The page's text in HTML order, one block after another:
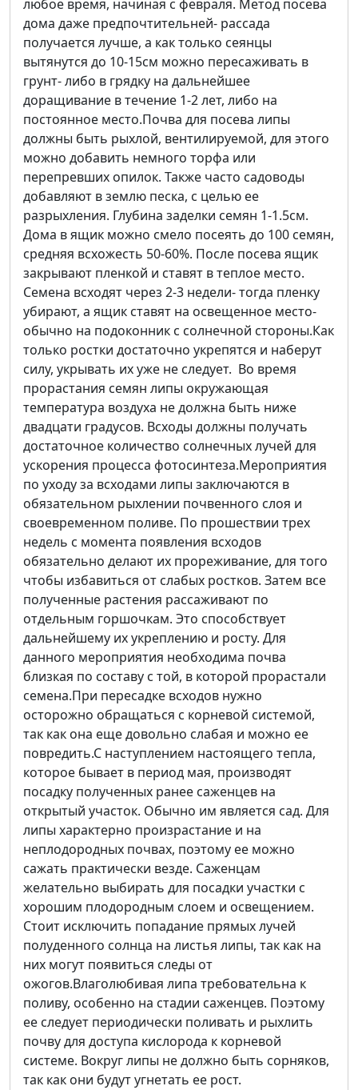
любое время, начиная с февраля. Метод посева
дома даже предпочтительней- рассада
получается лучше, а как только сеянцы
вытянутся до 10-15см можно пересаживать в
грунт- либо в грядку на дальнейшее
доращивание в течение 1-2 лет, либо на
постоянное место.Почва для посева липы
должны быть рыхлой, вентилируемой, для этого
можно добавить немного торфа или
перепревших опилок. Также часто садоводы
добавляют в землю песка, с целью ее
разрыхления. Глубина заделки семян 1-1.5см.
Дома в ящик можно смело посеять до 100 семян,
средняя всхожесть 50-60%. После посева ящик
закрывают пленкой и ставят в теплое место.
Семена всходят через 2-3 недели- тогда пленку
убирают, а ящик ставят на освещенное место-
обычно на подоконник с солнечной стороны.Как
только ростки достаточно укрепятся и наберут
силу, укрывать их уже не следует. Во время
прорастания семян липы окружающая
температура воздуха не должна быть ниже
двадцати градусов. Всходы должны получать
достаточное количество солнечных лучей для
ускорения процесса фотосинтеза.Мероприятия
по уходу за всходами липы заключаются в
обязательном рыхлении почвенного слоя и
своевременном поливе. По прошествии трех
недель с момента появления всходов
обязательно делают их прореживание, для того
чтобы избавиться от слабых ростков. Затем все
полученные растения рассаживают по
отдельным горшочкам. Это способствует
дальнейшему их укреплению и росту. Для
данного мероприятия необходима почва
близкая по составу с той, в которой прорастали
семена.При пересадке всходов нужно
осторожно обращаться с корневой системой,
так как она еще довольно слабая и можно ее
повредить.С наступлением настоящего тепла,
которое бывает в период мая, производят
посадку полученных ранее саженцев на
открытый участок. Обычно им является сад. Для
липы характерно произрастание и на
неплодородных почвах, поэтому ее можно
сажать практически везде. Саженцам
желательно выбирать для посадки участки с
хорошим плодородным слоем и освещением.
Стоит исключить попадание прямых лучей
полуденного солнца на листья липы, так как на
них могут появиться следы от
ожогов.Влаголюбивая липа требовательна к
поливу, особенно на стадии саженцев. Поэтому
ее следует периодически поливать и рыхлить
почву для доступа кислорода к корневой
системе. Вокруг липы не должно быть сорняков,
так как они будут угнетать ее рост.